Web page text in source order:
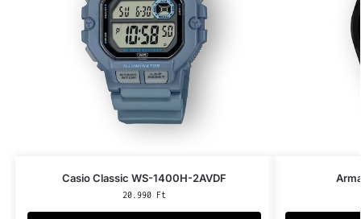
Casio Classic WS-1400H-2AVDF
20.990 Ft